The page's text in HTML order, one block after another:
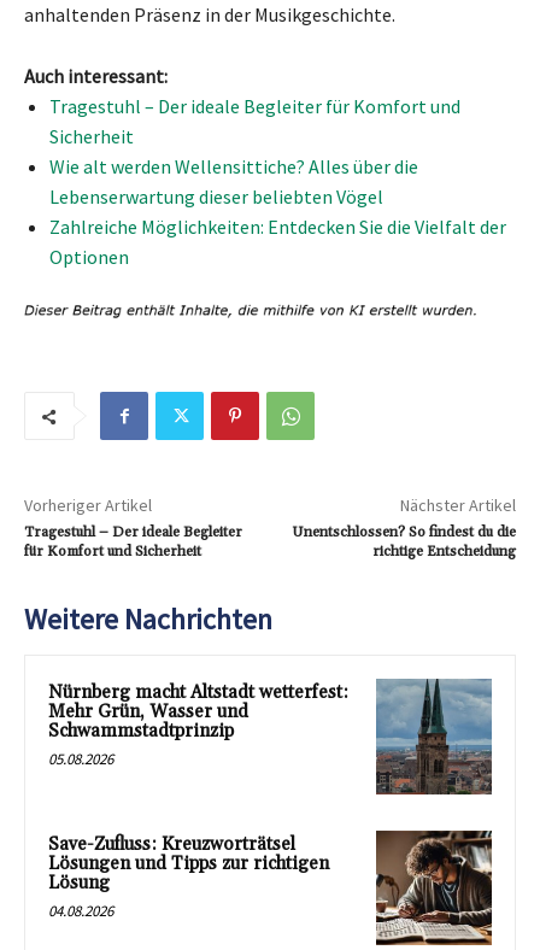
anhaltenden Präsenz in der Musikgeschichte.
Auch interessant:
Tragestuhl – Der ideale Begleiter für Komfort und
Sicherheit
Wie alt werden Wellensittiche? Alles über die
Lebenserwartung dieser beliebten Vögel
Zahlreiche Möglichkeiten: Entdecken Sie die Vielfalt der
Optionen
Vorheriger Artikel
Tragestuhl – Der ideale Begleiter
für Komfort und Sicherheit
Nächster Artikel
Unentschlossen? So findest du die
richtige Entscheidung
Weitere Nachrichten
Nürnberg macht Altstadt wetterfest:
Mehr Grün, Wasser und
Schwammstadtprinzip
05.08.2026
Save-Zufluss: Kreuzworträtsel
Lösungen und Tipps zur richtigen
Lösung
04.08.2026